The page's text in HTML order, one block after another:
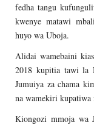
fedha tangu
kwenye matawi
huyo wa Uboja.
Alidai wamebaini
2018 kupitia tawi la
Jumuiya za chama
na wamekiri kupatiwa
Kiongozi mmoja wa